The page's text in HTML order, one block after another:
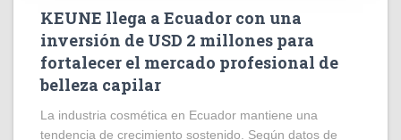
KEUNE llega a Ecuador con una
inversión de USD 2 millones para
fortalecer el mercado profesional de
belleza capilar
La industria cosmética en Ecuador mantiene una
tendencia de crecimiento sostenido. Según datos de